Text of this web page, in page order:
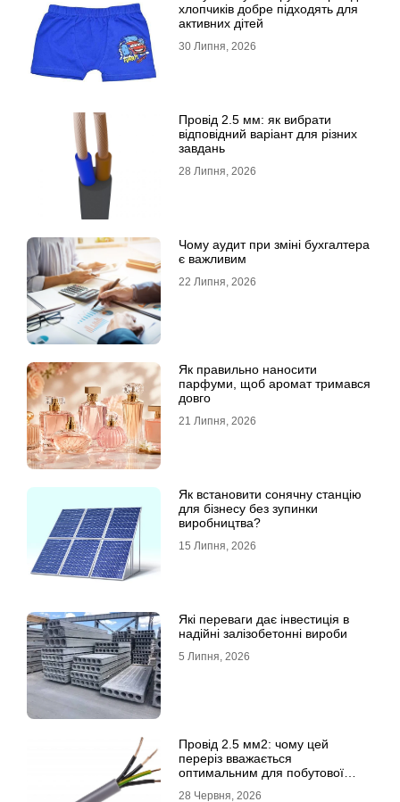
хлопчиків добре підходять для
активних дітей
30 Липня, 2026
Провід 2.5 мм: як вибрати
відповідний варіант для різних
завдань
28 Липня, 2026
Чому аудит при зміні бухгалтера
є важливим
22 Липня, 2026
Як правильно наносити
парфуми, щоб аромат тримався
довго
21 Липня, 2026
Як встановити сонячну станцію
для бізнесу без зупинки
виробництва?
15 Липня, 2026
Які переваги дає інвестиція в
надійні залізобетонні вироби
5 Липня, 2026
Провід 2.5 мм2: чому цей
переріз вважається
оптимальним для побутової
28 Червня, 2026